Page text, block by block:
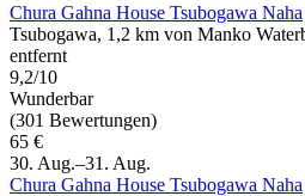
Chura Gahna House Tsubogawa Naha
Tsubogawa, 1,2 km von Manko
entfernt
9,2/10
Wunderbar
(301 Bewertungen)
65 €
30. Aug.–31. Aug.
Chura Gahna House Tsubogawa Naha